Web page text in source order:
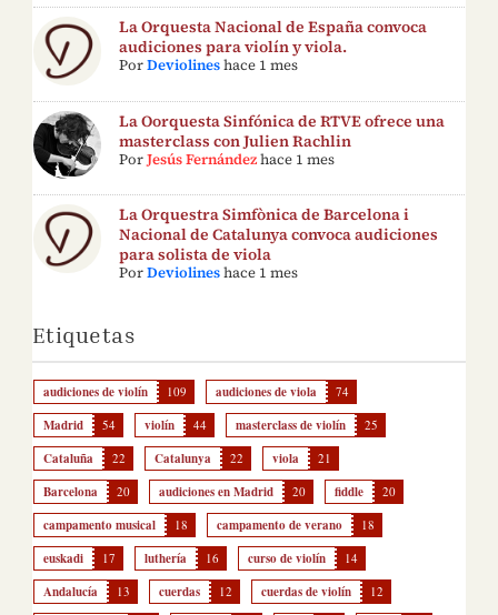
La Orquesta Nacional de España convoca
audiciones para violín y viola.
PorDeviolines hace 1 mes
La Oorquesta Sinfónica de RTVE ofrece una
masterclass con Julien Rachlin
PorJesús Fernández hace 1 mes
La Orquestra Simfònica de Barcelona i
Nacional de Catalunya convoca audiciones
para solista de viola
PorDeviolines hace 1 mes
Etiquetas
audiciones de violín 109 audiciones de viola 74
Madrid 54 violín 44 masterclass de violín 25
Cataluña 22 Catalunya 22 viola 21
Barcelona 20 audiciones en Madrid 20 fiddle 20
campamento musical 18 campamento de verano 18
euskadi 17 luthería 16 curso de violín 14
Andalucía 13 cuerdas 12 cuerdas de violín 12